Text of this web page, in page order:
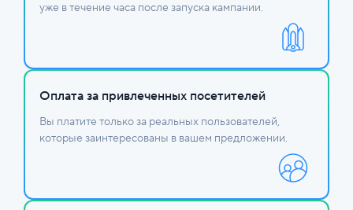
уже в течение часа после запуска кампании.
Оплата за привлеченных посетителей
Вы платите только за реальных пользователей,
которые заинтересованы в вашем предложении.